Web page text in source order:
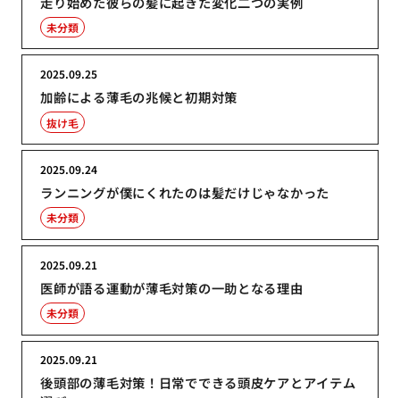
未分類
加齢による薄毛の兆候と初期対策
2025.09.25
抜け毛
ランニングが僕にくれたのは髪だけじゃなかった
2025.09.24
未分類
医師が語る運動が薄毛対策の一助となる理由
2025.09.21
未分類
後頭部の薄毛対策！日常でできる頭皮ケアとアイテム
2025.09.21